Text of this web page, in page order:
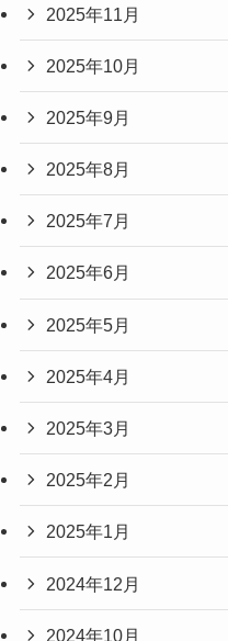
2025年11月
2025年10月
2025年9月
2025年8月
2025年7月
2025年6月
2025年5月
2025年4月
2025年3月
2025年2月
2025年1月
2024年12月
2024年10月